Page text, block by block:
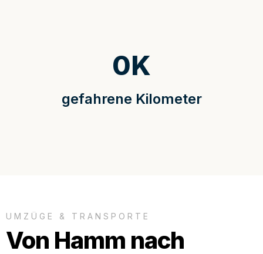
gefahrene Kilometer
0K
UMZÜGE & TRANSPORTE
Von Hamm nach